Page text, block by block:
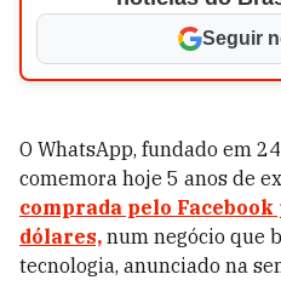
Seguir
O WhatsApp, fundado em
comemora hoje 5 anos de
comprada pelo
dólares, num negócio que
tecnologia, anunciado na